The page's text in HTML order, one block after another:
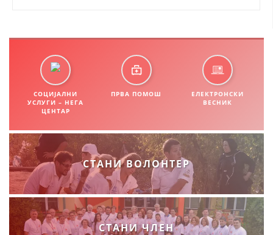
ДИСЕМИНАЦИЈА
MЕЃУНАРОДНО ХУМАНИТАРНО ПРАВО
ПРОМОЦИЈА НА ХУМАНИ ВРЕДНОСТИ
УПОТРЕБА И ЗАШТИТА НА АМБЛЕМОТ
СОЦИЈАЛНО ХУМАНИТАРНА ДЕЈНОСТ
КАКО ДА ДОНИРАТЕ
ПОДГОТВЕНОСТ И ДЕЈСТВО ПРИ КАТАСТРОФИ
ТИМОВИ НА ООЦК ОХРИД
ПРОЕКТИ – ПОДГОТВЕНОСТ И ДЕЈСТВУВАЊЕ ПРИ КАТАСТРОФИ
СОЦИЈАЛНИ
УСЛУГИ – НЕГА
ЦЕНТАР
ПРВА ПОМОШ
ЕЛЕКТРОНСКИ
ВЕСНИК
СТАНИ ВОЛОНТЕР
СТАНИ ЧЛЕН